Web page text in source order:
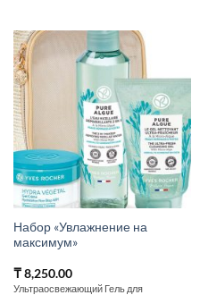
Набор «Увлажнение на
максимум»
₸8,250.00
Ультраосвежающий Гель для